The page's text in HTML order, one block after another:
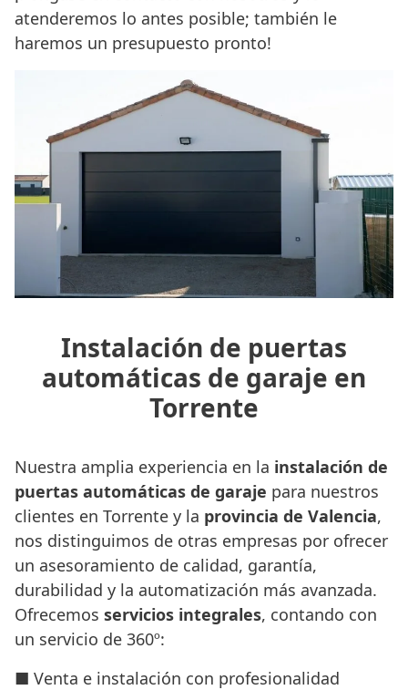
atenderemos lo antes posible; también le
haremos un presupuesto pronto!
Instalación de puertas
automáticas de garaje en
Torrente
Nuestra amplia experiencia en la instalación de
puertas automáticas de garaje para nuestros
clientes en Torrente y la provincia de Valencia,
nos distinguimos de otras empresas por ofrecer
un asesoramiento de calidad, garantía,
durabilidad y la automatización más avanzada.
Ofrecemos servicios integrales, contando con
un servicio de 360º:
■ Venta e instalación con profesionalidad